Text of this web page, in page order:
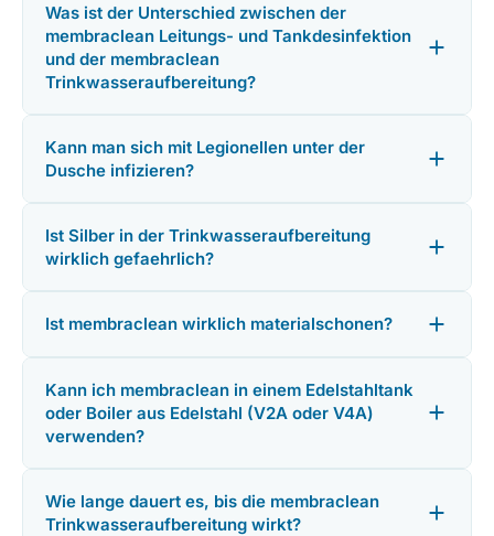
Was ist der Unterschied zwischen der
membraclean Leitungs- und Tankdesinfektion
und der membraclean
Trinkwasseraufbereitung?
Kann man sich mit Legionellen unter der
Dusche infizieren?
Ist Silber in der Trinkwasseraufbereitung
wirklich gefaehrlich?
Ist membraclean wirklich materialschonen?
Kann ich membraclean in einem Edelstahltank
oder Boiler aus Edelstahl (V2A oder V4A)
verwenden?
Wie lange dauert es, bis die membraclean
Trinkwasseraufbereitung wirkt?